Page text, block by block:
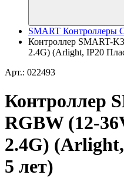
SMART Контроллеры
Контроллер SMART-
2.4G) (Arlight, IP20
Арт.: 022493
Контроллер
RGBW (12-
2.4G)
5 лет)